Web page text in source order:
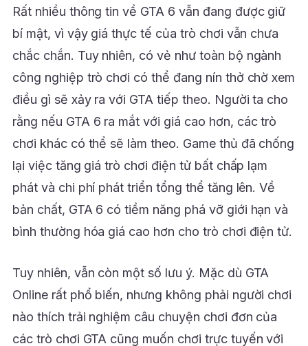
Rất nhiều thông tin về GTA 6 vẫn đang được giữ
bí mật, vì vậy giá thực tế của trò chơi vẫn chưa
chắc chắn. Tuy nhiên, có vẻ như toàn bộ ngành
công nghiệp trò chơi có thể đang nín thở chờ xem
điều gì sẽ xảy ra với GTA tiếp theo. Người ta cho
rằng nếu GTA 6 ra mắt với giá cao hơn, các trò
chơi khác có thể sẽ làm theo. Game thủ đã chống
lại việc tăng giá trò chơi điện tử bất chấp lạm
phát và chi phí phát triển tổng thể tăng lên. Về
bản chất, GTA 6 có tiềm năng phá vỡ giới hạn và
bình thường hóa giá cao hơn cho trò chơi điện tử.
Tuy nhiên, vẫn còn một số lưu ý. Mặc dù GTA
Online rất phổ biến, nhưng không phải người chơi
nào thích trải nghiệm câu chuyện chơi đơn của
các trò chơi GTA cũng muốn chơi trực tuyến với